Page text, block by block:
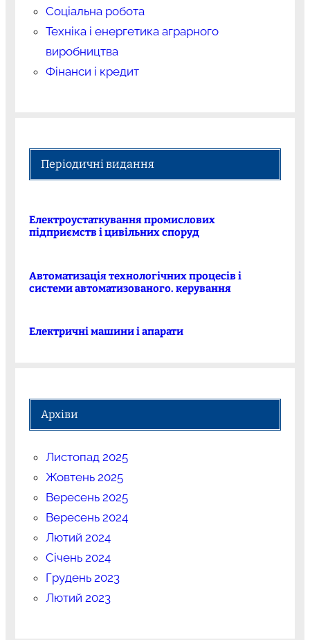
Соціальна робота
Техніка і енергетика аграрного
виробництва
Фінанси і кредит
Періодичні видання
Електроустаткування промислових
підприємств і цивільних споруд
Автоматизація технологічних процесів і
системи автоматизованого. керування
Електричні машини і апарати
Архіви
Листопад 2025
Жовтень 2025
Вересень 2025
Вересень 2024
Лютий 2024
Січень 2024
Грудень 2023
Лютий 2023